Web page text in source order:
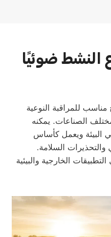
النشط ضوئيًا
للمراقبة النوعية
الصناعات. يمكنه
البيئة ويعمل كأساس
والتحذيرات السلامة.
الخارجية والبيئية